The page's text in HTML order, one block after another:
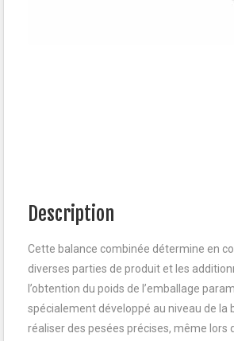
Description
Cette balance combinée détermine en
diverses parties de produit et les
l’obtention du poids de l’emballage
spécialement développé au niveau de la
réaliser des pesées précises, même lors